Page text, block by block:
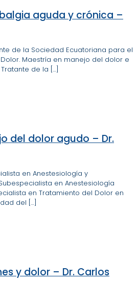
aguda y crónica –
de la Sociedad Ecuatoriana para el
Maestría en manejo del dolor e
de la […]
del dolor agudo – Dr.
en Anestesiología y
en Anestesiología
en Tratamiento del Dolor en
del […]
y dolor – Dr. Carlos